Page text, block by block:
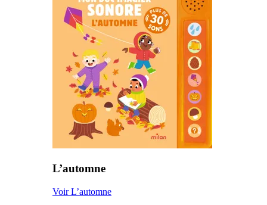
L’automne
Voir L’automne